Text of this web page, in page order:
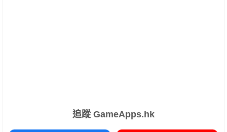
追蹤 GameApps.hk